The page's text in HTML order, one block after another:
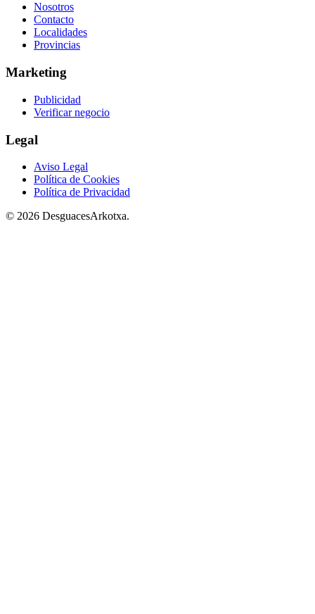
Nosotros
Contacto
Localidades
Provincias
Marketing
Publicidad
Verificar negocio
Legal
Aviso Legal
Política de Cookies
Política de Privacidad
© 2026 DesguacesArkotxa.